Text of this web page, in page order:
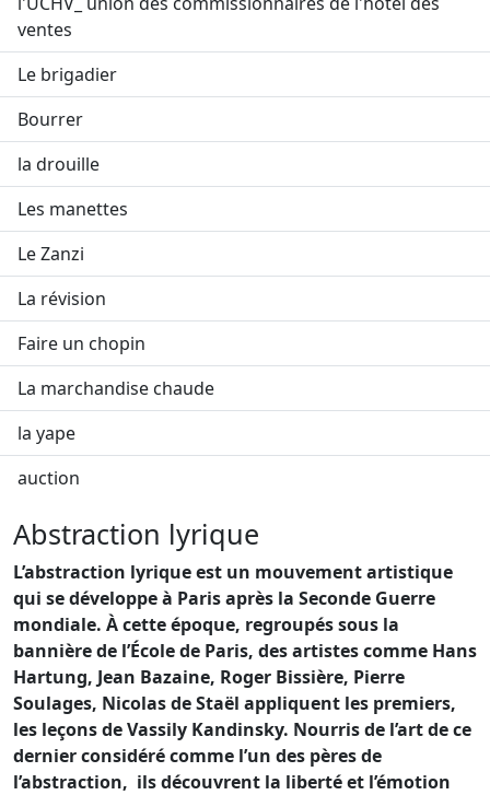
ventes
Le brigadier
Bourrer
la drouille
Les manettes
Le Zanzi
La révision
Faire un chopin
La marchandise chaude
la yape
auction
Abstraction lyrique
L’abstraction lyrique est un mouvement artistique
qui se développe à Paris après la Seconde Guerre
mondiale. À cette époque, regroupés sous la
bannière de l’École de Paris, des artistes comme Hans
Hartung, Jean Bazaine, Roger Bissière, Pierre
Soulages, Nicolas de Staël appliquent les premiers,
les leçons de Vassily Kandinsky. Nourris de l’art de ce
dernier considéré comme l’un des pères de
l’abstraction, ils découvrent la liberté et l’émotion